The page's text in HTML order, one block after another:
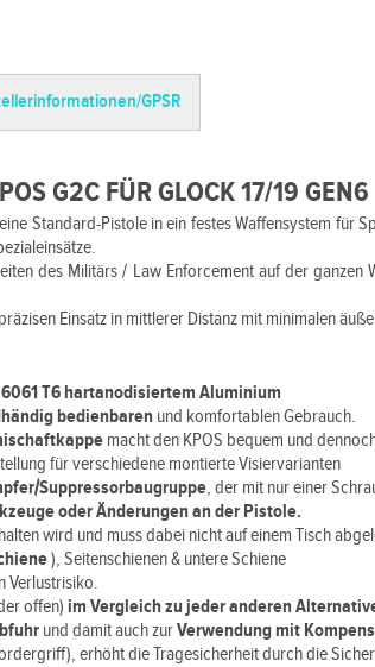
GPSR
G2C FÜR GLOCK 17/19 GEN6
Standard-Pistole in ein festes Waffensystem
des Militärs / Law Enforcement auf der ganzen
Einsatz in mittlerer Distanz mit minimalen
6061 T6 hartanodisiertem Aluminium
bedienbaren und komfortablen Gebrauch.
macht den KPOS bequem und
für verschiedene montierte Visiervarianten
Suppressorbaugruppe, der mit nur einer
oder Änderungen an der Pistole.
wird und muss dabei nicht auf einem Tisch
), Seitenschienen & untere Schiene
Verlustrisiko.
offen)im Vergleich zu jeder anderen
und damit auch zurVerwendung mit
erhöht die Tragesicherheit durch die